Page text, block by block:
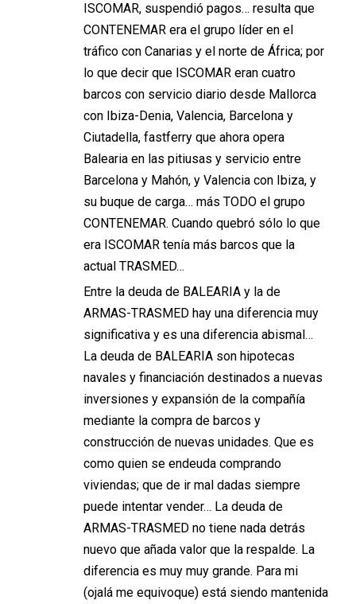
ISCOMAR, suspendió pagos… resulta que
CONTENEMAR era el grupo líder en el
tráfico con Canarias y el norte de África; por
lo que decir que ISCOMAR eran cuatro
barcos con servicio diario desde Mallorca
con Ibiza-Denia, Valencia, Barcelona y
Ciutadella, fastferry que ahora opera
Balearia en las pitiusas y servicio entre
Barcelona y Mahón, y Valencia con Ibiza, y
su buque de carga… más TODO el grupo
CONTENEMAR. Cuando quebró sólo lo que
era ISCOMAR tenía más barcos que la
actual TRASMED…
Entre la deuda de BALEARIA y la de
ARMAS-TRASMED hay una diferencia muy
significativa y es una diferencia abismal…
La deuda de BALEARIA son hipotecas
navales y financiación destinados a nuevas
inversiones y expansión de la compañía
mediante la compra de barcos y
construcción de nuevas unidades. Que es
como quien se endeuda comprando
viviendas; que de ir mal dadas siempre
puede intentar vender… La deuda de
ARMAS-TRASMED no tiene nada detrás
nuevo que añada valor que la respalde. La
diferencia es muy muy grande. Para mi
(ojalá me equivoque) está siendo mantenida